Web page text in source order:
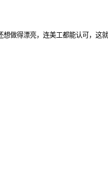
做得漂亮，连美工都能认可，这